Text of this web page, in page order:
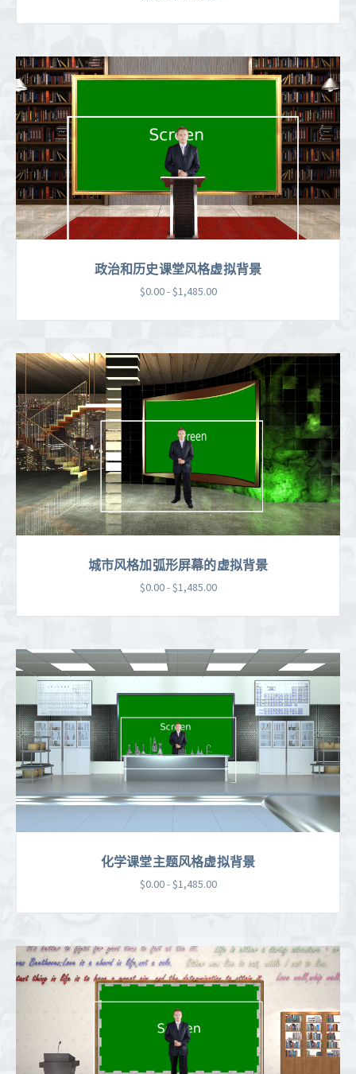
政治和历史课堂风格虚拟背景
$0.00 - $1,485.00
城市风格加弧形屏幕的虚拟背景
$0.00 - $1,485.00
化学课堂主题风格虚拟背景
$0.00 - $1,485.00